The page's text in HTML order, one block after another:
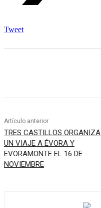
Tweet
Artículo anterior
TRES CASTILLOS ORGANIZA
UN VIAJE A ÉVORA Y
EVORAMONTE EL 16 DE
NOVIEMBRE